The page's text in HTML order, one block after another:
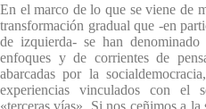
En el marco de lo que se viene de
transformación gradual que -en
de izquierda- se han
enfoques y de corrientes de
abarcadas por la
experiencias vinculados con el
«terceras vías». Si nos ceñimos a